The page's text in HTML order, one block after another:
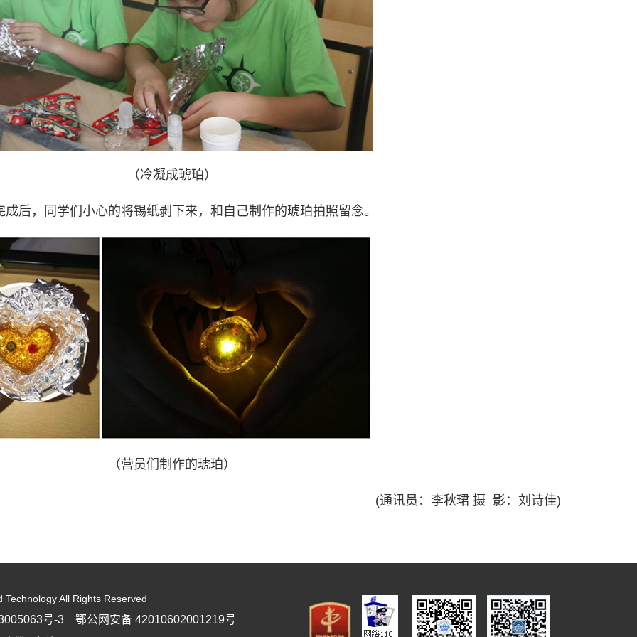
（冷凝成琥珀）
成后，同学们小心的将锡纸剥下来，和自己制作的琥珀拍照留念。
（营员们制作的琥珀）
(通讯员：李秋珺 摄 影：刘诗佳)
All Rights Reserved
号-3 鄂公网安备 42010602001219号